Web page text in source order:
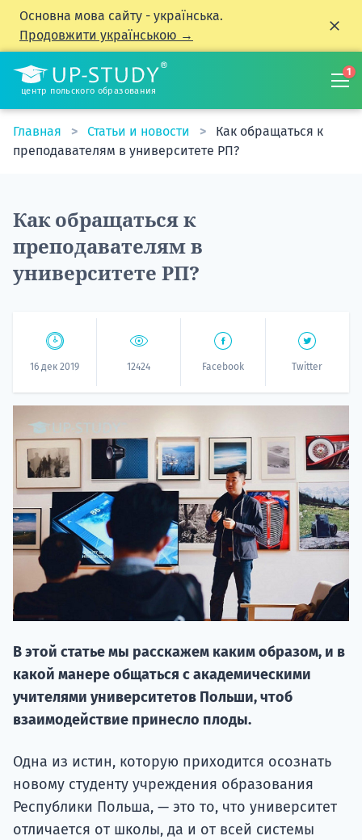
Основна мова сайту - українська.
Продовжити українською →
центр польского образования
1
Главная Статьи и новости
Как обращаться к
преподавателям в университете РП?
Как обращаться к
преподавателям в
университете РП?
16 дек 2019 12424 Facebook Twitter
В этой статье мы расскажем каким образом, и в
какой манере общаться с академическими
учителями университетов Польши, чтоб
взаимодействие принесло плоды.
Одна из истин, которую приходится осознать
новому студенту учреждения образования
Республики Польша, — это то, что университет
отличается от школы, да и от всей системы
НАБОР